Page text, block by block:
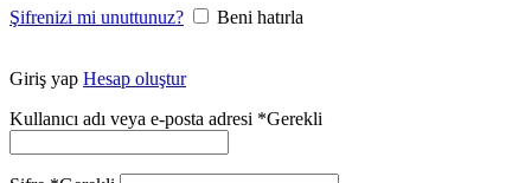
Şifrenizi mi unuttunuz? Beni hatırla
Giriş yap Hesap oluştur
Kullanıcı adı veya e-posta adresi *Gerekli